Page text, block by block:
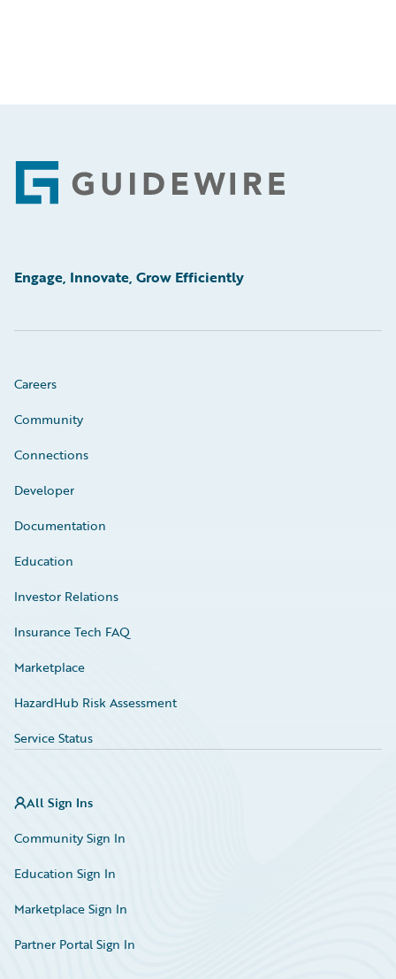
Footer
Engage, Innovate, Grow Efficiently
Careers
Community
Connections
Developer
Documentation
Education
Investor Relations
Insurance Tech FAQ
Marketplace
HazardHub Risk Assessment
Service Status
All Sign Ins
Community Sign In
Education Sign In
Marketplace Sign In
Partner Portal Sign In